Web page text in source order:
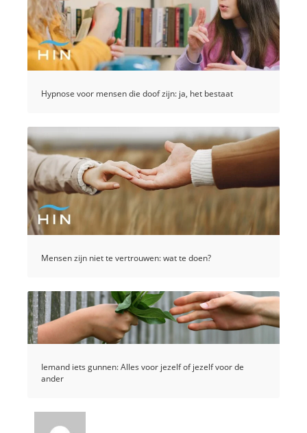
Hypnose voor mensen die doof zijn: ja, het bestaat
Mensen zijn niet te vertrouwen: wat te doen?
Iemand iets gunnen: Alles voor jezelf of jezelf voor de
ander